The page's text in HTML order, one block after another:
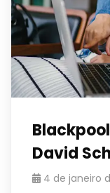
David
4 de janeiro